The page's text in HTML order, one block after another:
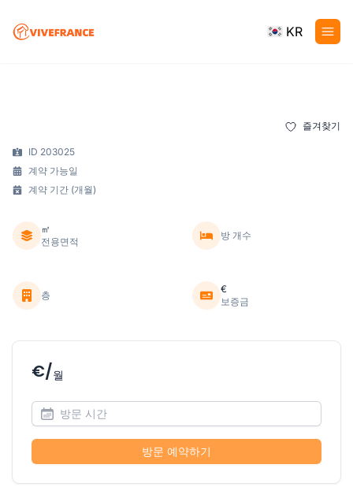
KR
즐겨찾기
ID 203025
계약 가능일
계약 기간 (개월)
㎡
전용면적
방 개수
층
€
보증금
€/월
방문 예약하기